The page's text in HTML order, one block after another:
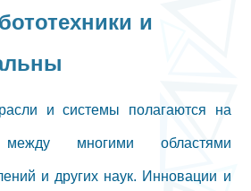
и
и системы полагаются на
между многими областями
и других наук. Инновации и